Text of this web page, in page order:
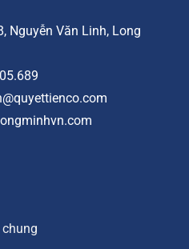
Nguyễn Văn Linh, Long